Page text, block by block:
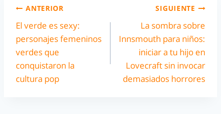
ANTERIOR
El verde es sexy:
personajes femeninos
verdes que
conquistaron la
cultura pop
SIGUIENTE
La sombra sobre
Innsmouth para niños:
iniciar a tu hijo en
Lovecraft sin invocar
demasiados horrores